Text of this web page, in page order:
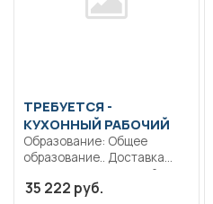
ТРЕБУЕТСЯ -
КУХОННЫЙ РАБОЧИЙ
Образование: Общее
образование.. Доставка
продуктов из кладовой на
пищеблок;...
35 222 руб.